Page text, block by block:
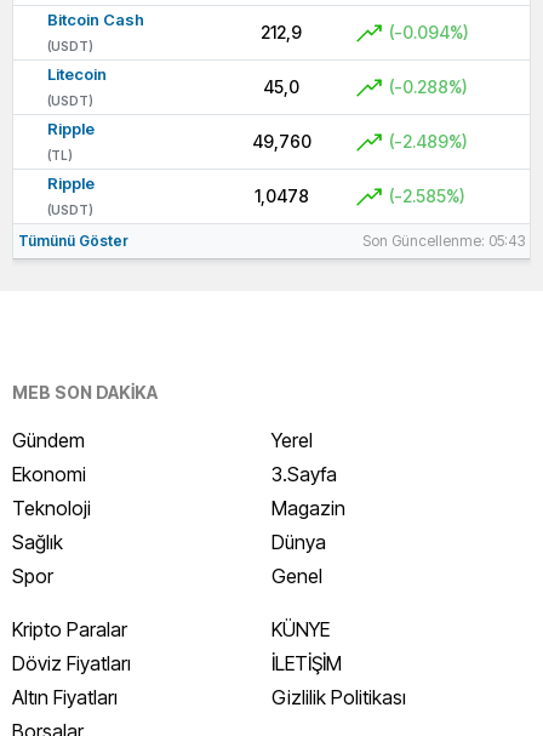
Bitcoin Cash
(USDT)
212,9 (-0.094%)
Litecoin
(USDT)
45,0 (-0.288%)
Ripple
(TL)
49,760 (-2.489%)
Ripple
(USDT)
1,0478 (-2.585%)
Tümünü Göster Son Güncellenme: 05:43
MEB SON DAKİKA
Gündem
Ekonomi
Teknoloji
Sağlık
Spor
Yerel
3.Sayfa
Magazin
Dünya
Genel
Kripto Paralar
Döviz Fiyatları
Altın Fiyatları
KÜNYE
İLETİŞİM
Gizlilik Politikası